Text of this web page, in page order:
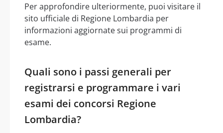
Per approfondire ulteriormente, puoi visitare il
sito ufficiale di Regione Lombardia per
informazioni aggiornate sui programmi di
esame.
Quali sono i passi generali per
registrarsi e programmare i vari
esami dei concorsi Regione
Lombardia?